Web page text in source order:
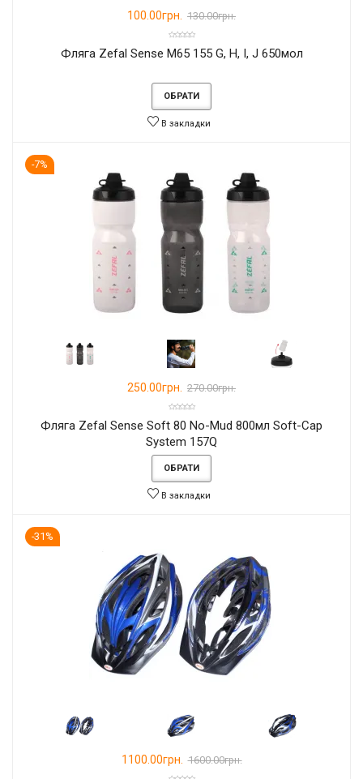
100.00грн. 130.00грн.
Фляга Zefal Sense M65 155 G, H, I, J 650мол
ОБРАТИ
В закладки
-7%
250.00грн. 270.00грн.
Фляга Zefal Sense Soft 80 No-Mud 800мл Soft-Cap
System 157Q
ОБРАТИ
В закладки
-31%
1100.00грн. 1600.00грн.